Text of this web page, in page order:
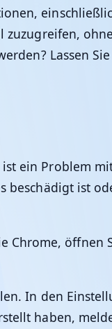
Lassen
ein Problem
beschädigt ist
Chrome, öffnen
In den
haben,